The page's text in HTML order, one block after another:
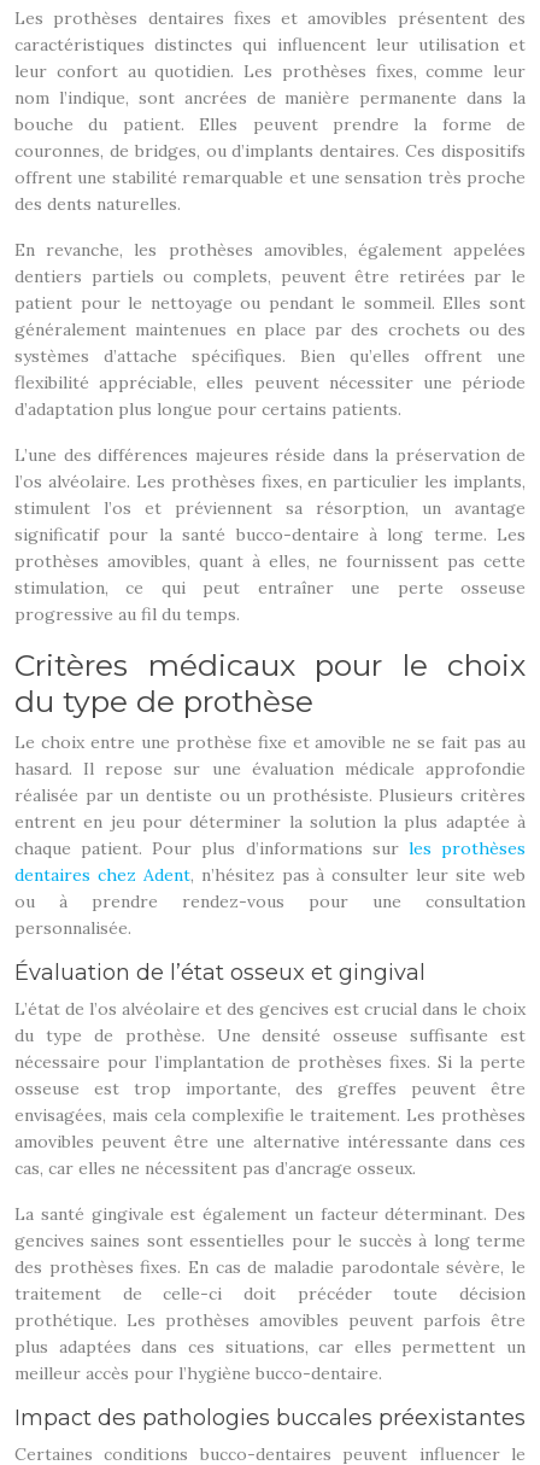
Les prothèses dentaires fixes et amovibles présentent des
caractéristiques distinctes qui influencent leur utilisation et
leur confort au quotidien. Les prothèses fixes, comme leur
nom l’indique, sont ancrées de manière permanente dans la
bouche du patient. Elles peuvent prendre la forme de
couronnes, de bridges, ou d’implants dentaires. Ces dispositifs
offrent une stabilité remarquable et une sensation très proche
des dents naturelles.
En revanche, les prothèses amovibles, également appelées
dentiers partiels ou complets, peuvent être retirées par le
patient pour le nettoyage ou pendant le sommeil. Elles sont
généralement maintenues en place par des crochets ou des
systèmes d’attache spécifiques. Bien qu’elles offrent une
flexibilité appréciable, elles peuvent nécessiter une période
d’adaptation plus longue pour certains patients.
L’une des différences majeures réside dans la préservation de
l’os alvéolaire. Les prothèses fixes, en particulier les implants,
stimulent l’os et préviennent sa résorption, un avantage
significatif pour la santé bucco-dentaire à long terme. Les
prothèses amovibles, quant à elles, ne fournissent pas cette
stimulation, ce qui peut entraîner une perte osseuse
progressive au fil du temps.
Critères médicaux pour le choix
du type de prothèse
Le choix entre une prothèse fixe et amovible ne se fait pas au
hasard. Il repose sur une évaluation médicale approfondie
réalisée par un dentiste ou un prothésiste. Plusieurs critères
entrent en jeu pour déterminer la solution la plus adaptée à
chaque patient. Pour plus d’informations sur les prothèses
dentaires chez Adent, n’hésitez pas à consulter leur site web
ou à prendre rendez-vous pour une consultation
personnalisée.
Évaluation de l’état osseux et gingival
L’état de l’os alvéolaire et des gencives est crucial dans le choix
du type de prothèse. Une densité osseuse suffisante est
nécessaire pour l’implantation de prothèses fixes. Si la perte
osseuse est trop importante, des greffes peuvent être
envisagées, mais cela complexifie le traitement. Les prothèses
amovibles peuvent être une alternative intéressante dans ces
cas, car elles ne nécessitent pas d’ancrage osseux.
La santé gingivale est également un facteur déterminant. Des
gencives saines sont essentielles pour le succès à long terme
des prothèses fixes. En cas de maladie parodontale sévère, le
traitement de celle-ci doit précéder toute décision
prothétique. Les prothèses amovibles peuvent parfois être
plus adaptées dans ces situations, car elles permettent un
meilleur accès pour l’hygiène bucco-dentaire.
Impact des pathologies buccales préexistantes
Certaines conditions bucco-dentaires peuvent influencer le